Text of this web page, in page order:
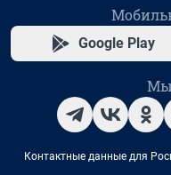
Google Play
Мы
Контактные данные для